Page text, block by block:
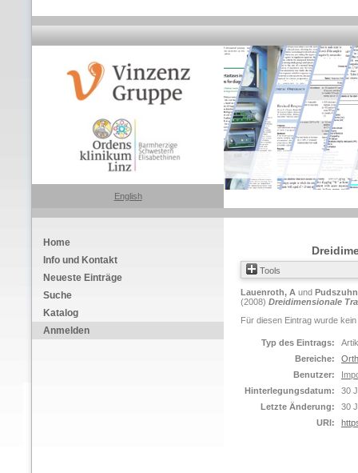
English
Home
Info und Kontakt
Neueste Einträge
Suche
Katalog
Anmelden
Tools
Lauenroth, A und
(2008) Dreidimensionale
Für diesen Eintrag wurde
Typ des Eintrags:
Bereiche:
Benutzer:
Hinterlegungsdatum:
30
Letzte Änderung:
30
URI: